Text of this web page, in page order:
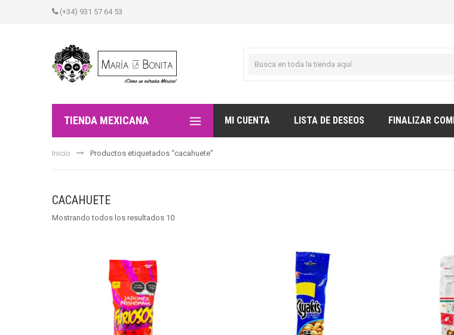
(+34) 931 57 64 53
TIENDA MEXICANA MI CUENTA LISTA DE DESEOS FINALIZAR
Inicio Productos etiquetados “cacahuete”
CACAHUETE
Mostrando todos los resultados 10